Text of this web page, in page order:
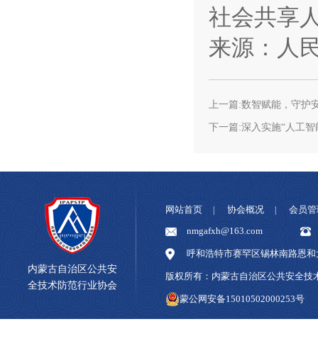
社会共享
来源：人
上一篇:数智赋能，守护
下一篇:深入实施“人工
内蒙古自治区公共安
全技术防范行业协会
网站首页 协会概况
会员管
nmgafxh@163.com
呼和浩特市赛罕区锡林南路恩和
版权所有：内蒙古自治区公共安
蒙公网安备15010502000253号